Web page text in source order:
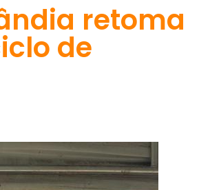
retoma
de